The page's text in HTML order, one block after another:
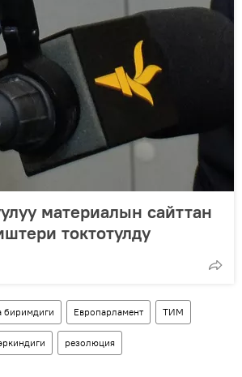
материалын сайттан
токтотулду
биримдиги Европарламент ТИМ
резолюция